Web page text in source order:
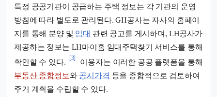
특정 공공기관이 공급하는 주택 정보는 각 기관의 운영
방침에 따라 별도로 관리된다. GH공사는 자사의 홈페이
지를 통해 분양 및 임대 관련 공고를 게시하며, LH공사가
제공하는 정보는 LH마이홈 임대주택찾기 서비스를 통해
확인할 수 있다.
[3]
이용자는 이러한 공공 플랫폼을 통해
부동산 종합정보 와 공시가격 등을 종합적으로 검토하여
주거 계획을 수립할 수 있다.